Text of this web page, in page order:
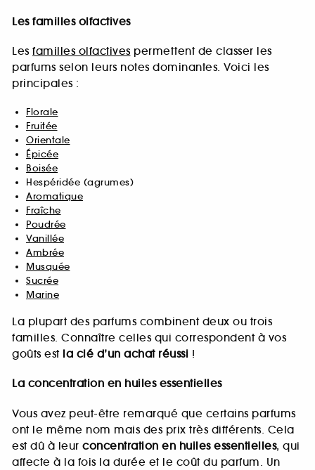
Les familles olfactives
Les familles olfactives permettent de classer les
parfums selon leurs notes dominantes. Voici les
principales :
Florale
Fruitée
Orientale
Épicée
Boisée
Hespéridée (agrumes)
Aromatique
Fraîche
Poudrée
Vanillée
Ambrée
Musquée
Sucrée
Marine
La plupart des parfums combinent deux ou trois
familles. Connaître celles qui correspondent à vos
goûts est la clé d’un achat réussi !
La concentration en huiles essentielles
Vous avez peut-être remarqué que certains parfums
ont le même nom mais des prix très différents. Cela
est dû à leur concentration en huiles essentielles, qui
affecte à la fois la durée et le coût du parfum. Un